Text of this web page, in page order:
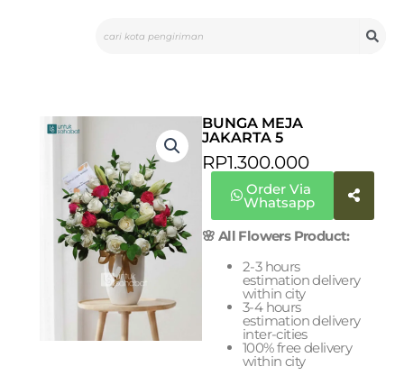
BUNGA MEJA
JAKARTA 5
RP1.300.000
Order Via
Whatsapp
🌸 All Flowers Product:
2-3 hours
estimation delivery
within city
3-4 hours
estimation delivery
inter-cities
100% free delivery
within city